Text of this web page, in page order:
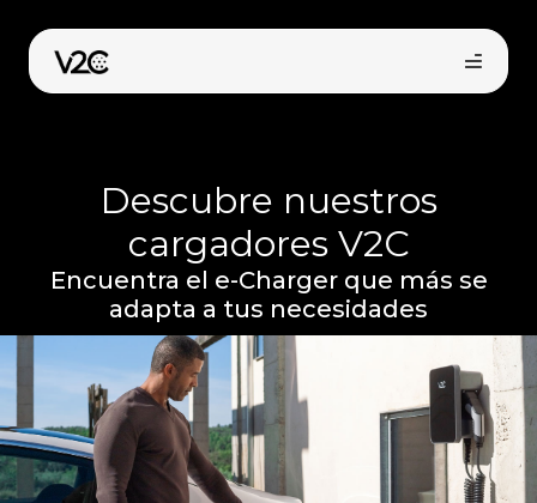
contenido
Compra online
Descubre nuestros
cargadores V2C
Encuentra el e-Charger que más se
adapta a tus necesidades